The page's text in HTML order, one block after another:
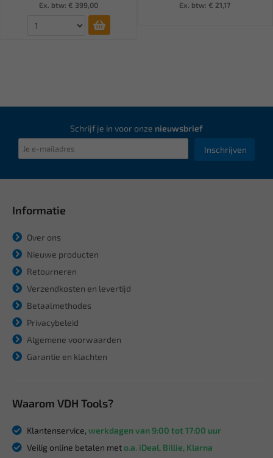
Ex. btw: € 399,00
Ex. btw: € 21,17
Schrijf je in voor onze nieuwsbrief
Inschrijven
Informatie
Over ons
Nieuwe producten
Retourneren
Verzendkosten en levertijd
Betaalmethodes
Privacybeleid
Algemene voorwaarden
Garantie en klachten
Waarom VDH Tools?
Klantenservice, werkdagen van 9:00 tot 17:00 uur
Veilig online betalen meto.a. iDeal, Billie, Klarna